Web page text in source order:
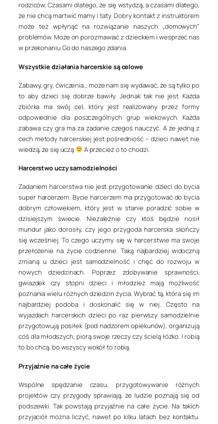
rodziców. Czasami dlatego, że się wstydzą, a czasami dlatego,
że nie chcą martwić mamy i taty. Dobry kontakt z instruktorem
może też wpłynąć na rozwiązanie naszych „domowych”
problemów. Może on porozmawiać z dzieckiem i wesprzeć nas
w przekonaniu Go do naszego zdania.
Wszystkie działania harcerskie są celowe
Zabawy, gry, ćwiczenia… może nam się wydawać, że są tylko po
to aby dzieci się dobrze bawiły. Jednak tak nie jest. Każda
zbiórka ma swój cel, który jest realizowany przez formy
odpowiednie dla poszczególnych grup wiekowych. Każda
zabawa czy gra ma za zadanie czegoś nauczyć. A że jedną z
cech metody harcerskiej jest pośredniość – dzieci nawet nie
wiedzą, że się uczą
A przecież o to chodzi.
Harcerstwo uczy samodzielności
Zadaniem harcerstwa nie jest przygotowanie dzieci do bycia
super harcerzem. Bycie harcerzem ma przygotować do bycia
dobrym człowiekiem, który jest w stanie poradzić sobie w
dzisiejszym świecie. Niezależnie czy ktoś będzie nosił
mundur jako dorosły, czy jego przygoda harcerska skończy
się wcześniej. To czego uczymy się w harcerstwie ma swoje
przełożenie na życie codzienne. Taką najbardziej widoczną
zmianą u dzieci jest samodzielność i chęć do rozwoju w
nowych dziedzinach. Poprzez zdobywanie sprawności,
gwiazdek czy stopni dzieci i młodzież mają możliwość
poznania wielu różnych dziedzin życia. Wybrać tą, która się im
najbardziej podoba i doskonalić się w niej. Często na
wyjazdach harcerskich dzieci po raz pierwszy samodzielnie
przygotowują posiłek (pod nadzorem opiekunów), organizują
coś dla młodszych, piorą swoje rzeczy czy ścielą łóżko. I robią
to bo chcą, bo wszyscy wokół to robią.
Przyjaźnie na całe życie
Wspólne spędzanie czasu, przygotowywanie różnych
projektów czy przygody sprawiają, że ludzie poznają się od
podszewki. Tak powstają przyjaźnie na całe życie. Na takich
przyjaciół można liczyć, nawet po kilku latach bez kontaktu.